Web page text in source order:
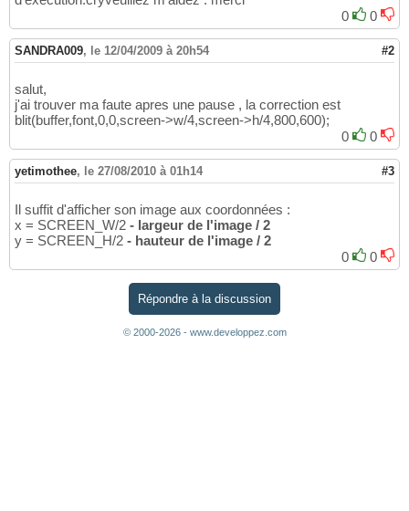
0
0
SANDRA009, le 12/04/2009 à 20h54 #2
salut,
j'ai trouver ma faute apres une pause , la correction est
blit(buffer,font,0,0,screen->w/4,screen->h/4,800,600);
0
0
yetimothee, le 27/08/2010 à 01h14 #3
Il suffit d'afficher son image aux coordonnées :
x = SCREEN_W/2 - largeur de l'image / 2
y = SCREEN_H/2 - hauteur de l'image / 2
0
0
Répondre à la discussion
© 2000-2026 - www.developpez.com